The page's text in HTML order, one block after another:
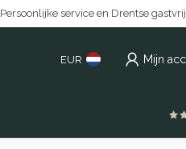
Persoonlijke service en Drentse
EUR Mijn